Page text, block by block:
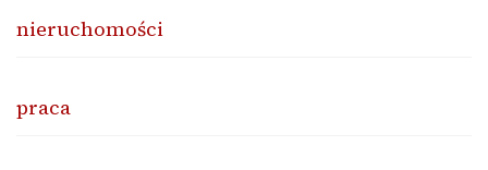
nieruchomości
praca